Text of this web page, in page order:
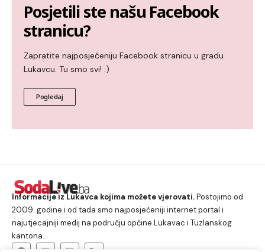
Posjetili ste našu Facebook
stranicu?
Zapratite najposjećeniju Facebook stranicu u gradu
Lukavcu. Tu smo svi! :)
Pogledaj
Informacije iz Lukavca kojima možete vjerovati.Postojimo od
2009. godine i od tada smo najposjećeniji internet portal i
najutjecajniji medij na području općine Lukavac i Tuzlanskog
kantona.